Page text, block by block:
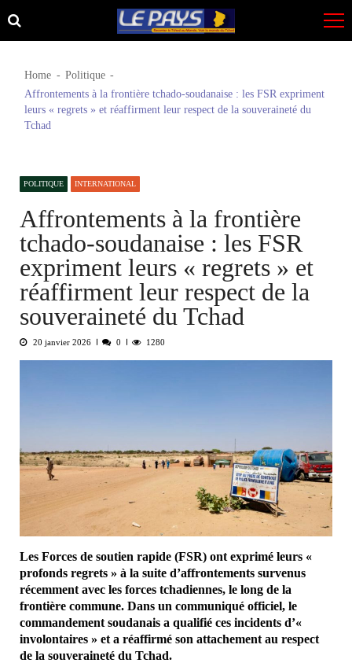
Skip
to
Skip
to
Home
Politique
Affrontements à la frontière tchado-soudanaise : les FSR expriment
leurs « regrets » et réaffirment leur respect de la souveraineté du
Tchad
POLITIQUE INTERNATIONAL
Affrontements à la frontière
tchado-soudanaise : les FSR
expriment leurs « regrets » et
réaffirment leur respect de la
souveraineté du Tchad
20 janvier 2026 0 1280
Les Forces de soutien rapide (FSR) ont exprimé leurs «
profonds regrets » à la suite d’affrontements survenus
récemment avec les forces tchadiennes, le long de la
frontière commune. Dans un communiqué officiel, le
commandement soudanais a qualifié ces incidents d’«
involontaires » et a réaffirmé son attachement au respect
de la souveraineté du Tchad.